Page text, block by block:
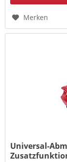
Merken
Universal-